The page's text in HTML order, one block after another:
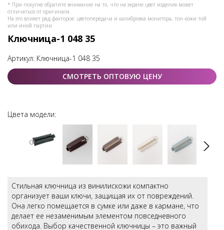
* При покупке обратите внимание на то, что на экране цвет изделия может
отличаться от оригинала.
На это влияет ряд факторов: цветопередача и калибровка монитора, тон кожи той
или иной партии.
Ключница-1 048 35
Артикул: Ключница-1 048 35
СМОТРЕТЬ ОПТОВУЮ ЦЕНУ
Цвета модели:
Стильная ключница из винилискожи компактно
организует ваши ключи, защищая их от повреждений.
Она легко помещается в сумке или даже в кармане, что
делает ее незаменимым элементом повседневного
обихода. Выбор качественной ключницы – это важный